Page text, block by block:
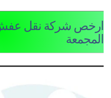
شركة نقل عفش